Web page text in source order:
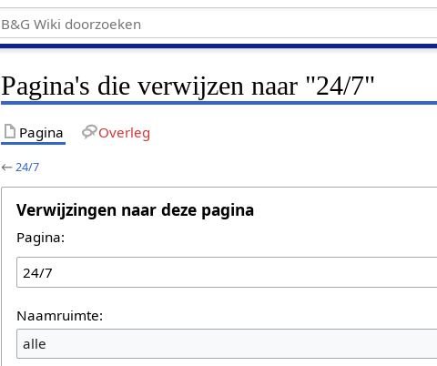
Pagina's die verwijzen naar "24/7"
Pagina Overleg
←24/7
Verwijzingen naar deze pagina
Pagina:
Naamruimte:
alle